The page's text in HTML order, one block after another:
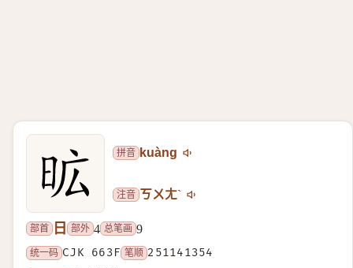
拼音 kuàng
注音 ㄎㄨㄤˋ
部首 日 部外 4 总笔画 9
统一码 CJK 663F 笔顺 251141354